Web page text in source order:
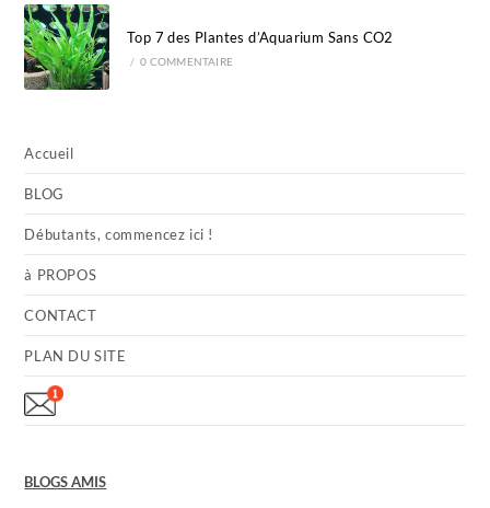
Top 7 des Plantes d’Aquarium Sans CO2
/ 0 COMMENTAIRE
Accueil
BLOG
Débutants, commencez ici !
à PROPOS
CONTACT
PLAN DU SITE
BLOGS AMIS